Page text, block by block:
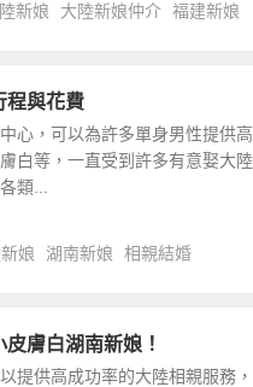
新娘 大陸新娘仲介 福建新娘
程與花費
心，可以為許多單身男性提供
白等，一直受到許多有意娶大
類...
娘 湖南新娘 相親結婚
膚白湖南新娘！
提供高成功率的大陸相親服務